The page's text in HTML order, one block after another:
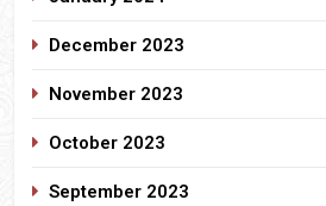
December 2023
November 2023
October 2023
September 2023